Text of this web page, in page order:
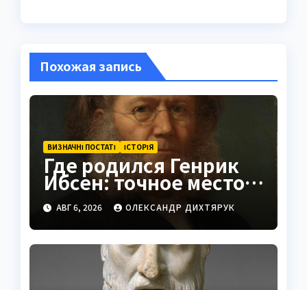
Похожая запись
ВИЗНАЧНІ ПОСТАТІ ІСТОРІЯ
Где родился Генрик
Ибсен: точное место и
история
АВГ 6, 2026 ОЛЕКСАНДР ДИХТЯРУК